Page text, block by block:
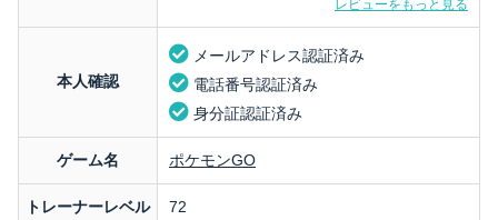
レビューをもっと見る
本人確認
メールアドレス認証済み
電話番号認証済み
身分証認証済み
ゲーム名 ポケモンGO
トレーナーレベル 72